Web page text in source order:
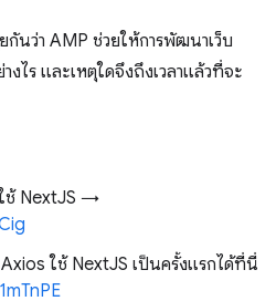
นว่า AMP ช่วยให้การพัฒนาเว็บ
งไร และเหตุใดจึงถึงเวลาแล้วที่จะ
ช้ NextJS →
ใช้ NextJS เป็นครั้งแรกได้ที่นี่